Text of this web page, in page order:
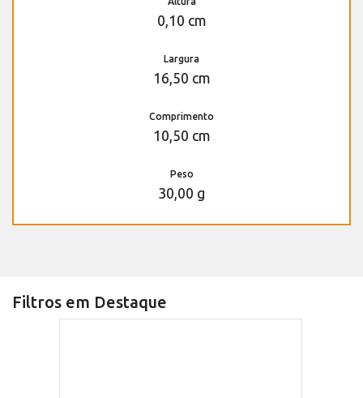
0,10 cm
Largura
16,50 cm
Comprimento
10,50 cm
Peso
30,00 g
Filtros em Destaque